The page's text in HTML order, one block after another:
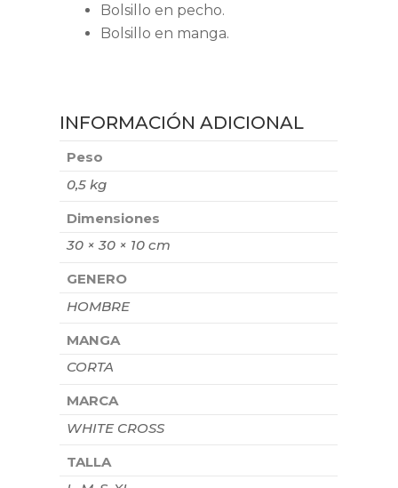
Bolsillo en pecho.
Bolsillo en manga.
INFORMACIÓN ADICIONAL
Peso
0,5 kg
Dimensiones
30 × 30 × 10 cm
GENERO
HOMBRE
MANGA
CORTA
MARCA
WHITE CROSS
TALLA